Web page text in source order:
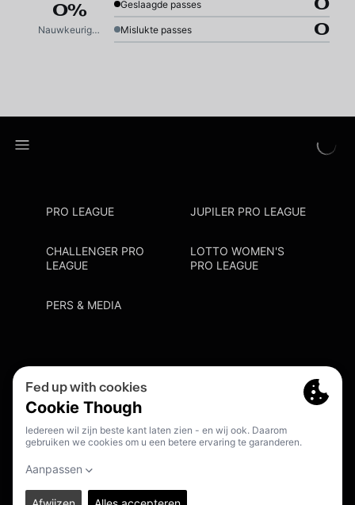
0%
Nauwkeurigheid
Geslaagde passes
Mislukte passes 0
PRO LEAGUE JUPILER PRO LEAGUE
CHALLENGER PRO
LEAGUE
LOTTO WOMEN'S
PRO LEAGUE
PERS & MEDIA
Cookie Policy
Meldpunt Racisme En Discriminatie